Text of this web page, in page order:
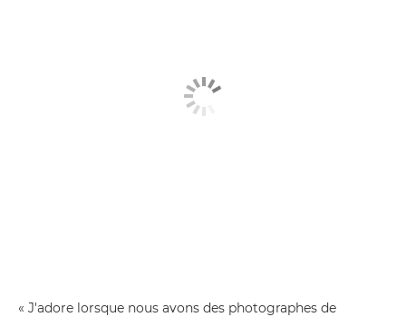
« J'adore lorsque nous avons des photographes de